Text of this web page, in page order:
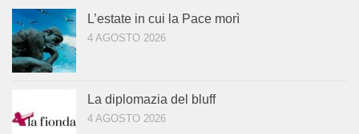
L’estate in cui la Pace morì
4 AGOSTO 2026
La diplomazia del bluff
4 AGOSTO 2026